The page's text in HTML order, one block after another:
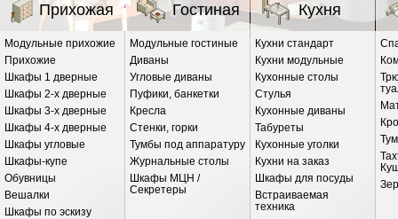
Прихожая Гостиная Кухня
Модульные прихожие
Прихожие
Шкафы 1 дверные
Шкафы 2-х дверные
Шкафы 3-х дверные
Шкафы 4-х дверные
Шкафы угловые
Шкафы-купе
Обувницы
Вешалки
Шкафы по эскизу
Модульные гостиные
Диваны
Угловые диваны
Пуфики, банкетки
Кресла
Стенки, горки
Тумбы под аппаратуру
Журнальные столы
Шкафы МЦН /
Секретеры
Кухни стандарт
Кухни модульные
Кухонные столы
Стулья
Кухонные диваны
Табуреты
Кухонные уголки
Кухни на заказ
Шкафы для посуды
Встраиваемая
техника